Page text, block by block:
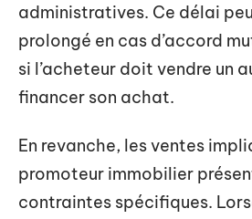
administratives. Ce délai
prolongé en cas d’accord
si l’acheteur doit vendre un
financer son achat.
En revanche, les ventes
promoteur immobilier
contraintes spécifiques.